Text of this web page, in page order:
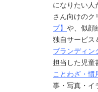
になりたい人
さん向けのク
プ】 や、似顔
独自サービス
ブランディン
担当した児童
ことわざ・慣
事・写真・イ